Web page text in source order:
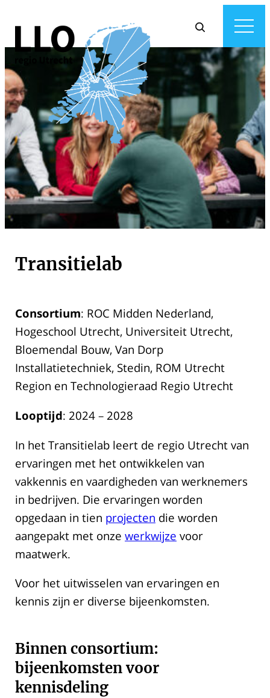
Transitielab
Consortium: ROC Midden Nederland,
Hogeschool Utrecht, Universiteit Utrecht,
Bloemendal Bouw, Van Dorp
Installatietechniek, Stedin, ROM Utrecht
Region en Technologieraad Regio Utrecht
Looptijd: 2024 – 2028
In het Transitielab leert de regio Utrecht van
ervaringen met het ontwikkelen van
vakkennis en vaardigheden van werknemers
in bedrijven. Die ervaringen worden
opgedaan in tien projecten die worden
aangepakt met onze werkwijze voor
maatwerk.
Voor het uitwisselen van ervaringen en
kennis zijn er diverse bijeenkomsten.
Binnen consortium:
bijeenkomsten voor
kennisdeling